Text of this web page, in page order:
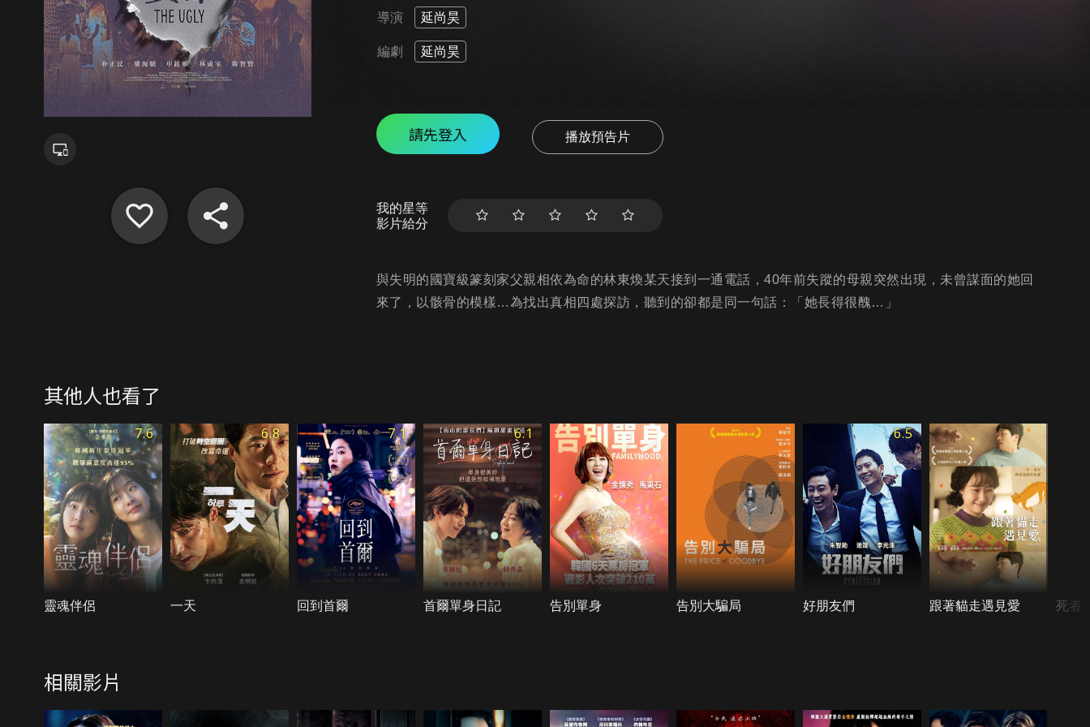
導演 延尚昊
編劇 延尚昊
請先登入 播放預告片
我的星等
影片給分
與失明的國寶級篆刻家父親相依為命的林東煥某天接到一通電話，40年前失蹤的母親突然出現，未曾謀面的她回
來了，以骸骨的模樣…為找出真相四處探訪，聽到的卻都是同一句話：「她長得很醜…」
其他人也看了
7.6
靈魂伴侶
6.8
一天
7.1
回到首爾
6.1
首爾單身日記 告別單身 告別大騙局
6.5
好朋友們 跟著貓走遇見愛 死者
相關影片